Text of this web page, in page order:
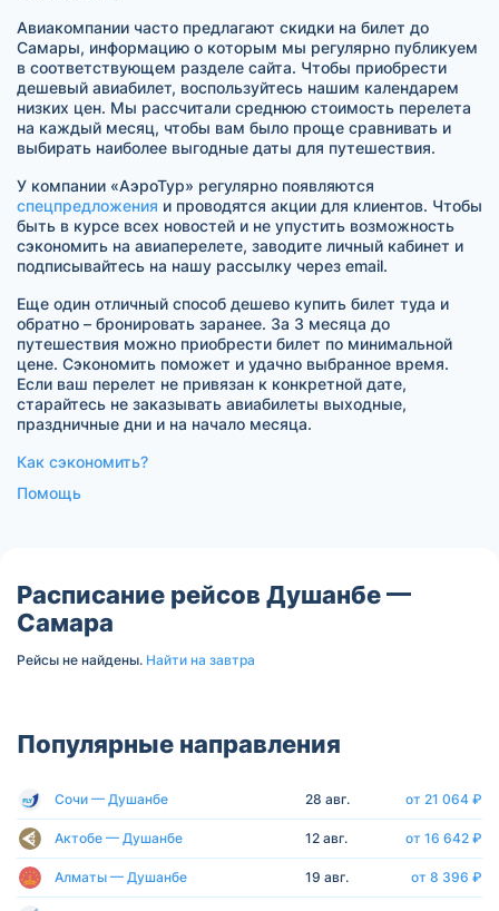
Авиакомпании часто предлагают скидки на билет до
Самары, информацию о которым мы регулярно публикуем
в соответствующем разделе сайта. Чтобы приобрести
дешевый авиабилет, воспользуйтесь нашим календарем
низких цен. Мы рассчитали среднюю стоимость перелета
на каждый месяц, чтобы вам было проще сравнивать и
выбирать наиболее выгодные даты для путешествия.
У компании «АэроТур» регулярно появляются
спецпредложения и проводятся акции для клиентов. Чтобы
быть в курсе всех новостей и не упустить возможность
сэкономить на авиаперелете, заводите личный кабинет и
подписывайтесь на нашу рассылку через email.
Еще один отличный способ дешево купить билет туда и
обратно – бронировать заранее. За 3 месяца до
путешествия можно приобрести билет по минимальной
цене. Сэкономить поможет и удачно выбранное время.
Если ваш перелет не привязан к конкретной дате,
старайтесь не заказывать авиабилеты выходные,
праздничные дни и на начало месяца.
Как сэкономить?
Помощь
Расписание рейсов Душанбе —
Самара
Рейсы не найдены. Найти на завтра
Популярные направления
Сочи — Душанбе 28 авг. от 21 064 ₽
Актобе — Душанбе 12 авг. от 16 642 ₽
Алматы — Душанбе 19 авг. от 8 396 ₽